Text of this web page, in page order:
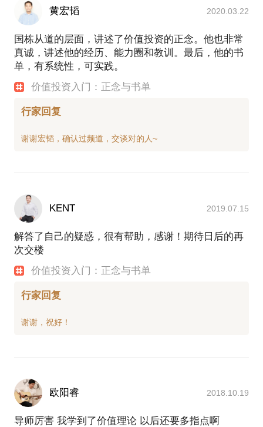
黄宏韬 2020.03.22
国栋从道的层面，讲述了价值投资的正念。他也非常
真诚，讲述他的经历、能力圈和教训。最后，他的书
单，有系统性，可实践。
价值投资入门：正念与书单
行家回复
KENT 2019.07.15
解答了自己的疑惑，很有帮助，感谢！期待日后的再
次交楼
价值投资入门：正念与书单
行家回复
欧阳睿 2018.10.19
导师厉害 我学到了价值理论 以后还要多指点啊